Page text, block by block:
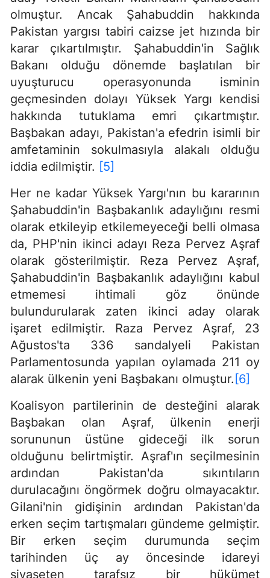
olmuştur. Ancak Şahabuddin hakkında
Pakistan yargısı tabiri caizse jet hızında bir
karar çıkartılmıştır. Şahabuddin'in Sağlık
Bakanı olduğu dönemde başlatılan bir
uyuşturucu operasyonunda isminin
geçmesinden dolayı Yüksek Yargı kendisi
hakkında tutuklama emri çıkartmıştır.
Başbakan adayı, Pakistan'a efedrin isimli bir
amfetaminin sokulmasıyla alakalı olduğu
iddia edilmiştir. [5]
Her ne kadar Yüksek Yargı'nın bu kararının
Şahabuddin'in Başbakanlık adaylığını resmi
olarak etkileyip etkilemeyeceği belli olmasa
da, PHP'nin ikinci adayı Reza Pervez Aşraf
olarak gösterilmiştir. Reza Pervez Aşraf,
Şahabuddin'in Başbakanlık adaylığını kabul
etmemesi ihtimali göz önünde
bulundurularak zaten ikinci aday olarak
işaret edilmiştir. Raza Pervez Aşraf, 23
Ağustos'ta 336 sandalyeli Pakistan
Parlamentosunda yapılan oylamada 211 oy
alarak ülkenin yeni Başbakanı olmuştur. [6]
Koalisyon partilerinin de desteğini alarak
Başbakan olan Aşraf, ülkenin enerji
sorununun üstüne gideceği ilk sorun
olduğunu belirtmiştir. Aşraf'ın seçilmesinin
ardından Pakistan'da sıkıntıların
durulacağını öngörmek doğru olmayacaktır.
Gilani'nin gidişinin ardından Pakistan'da
erken seçim tartışmaları gündeme gelmiştir.
Bir erken seçim durumunda seçim
tarihinden üç ay öncesinde idareyi
siyaseten tarafsız bir hükümet